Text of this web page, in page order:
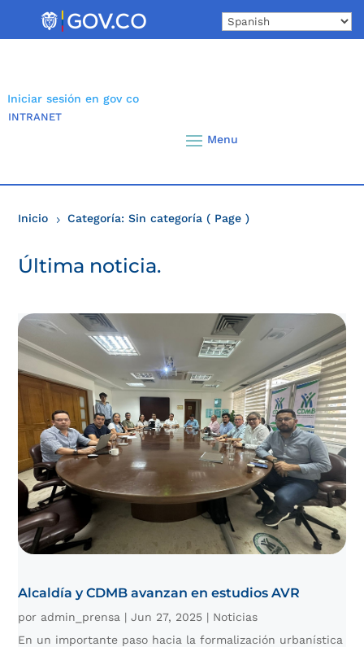
Iniciar sesión en gov co
INTRANET
Inicio 5 Categoría: Sin categoría ( Page )
Última noticia.
Alcaldía y CDMB avanzan en estudios AVR
por admin_prensa |Jun 27, 2025 | Noticias
En un importante paso hacia la formalización urbanística